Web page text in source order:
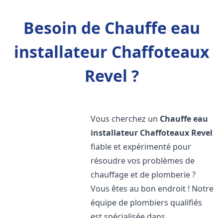
Besoin de Chauffe eau
installateur Chaffoteaux
Revel ?
Vous cherchez un Chauffe eau
installateur Chaffoteaux Revel
fiable et expérimenté pour
résoudre vos problèmes de
chauffage et de plomberie ?
Vous êtes au bon endroit ! Notre
équipe de plombiers qualifiés